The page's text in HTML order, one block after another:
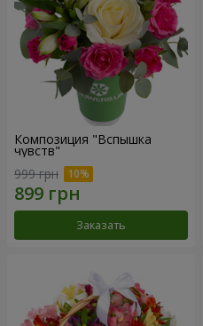
Композиция "Вспышка
чувств"
999 грн
Заказать